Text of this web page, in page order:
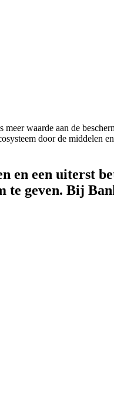
waarde aan de
door de middelen
en een uiterst
geven. Bij